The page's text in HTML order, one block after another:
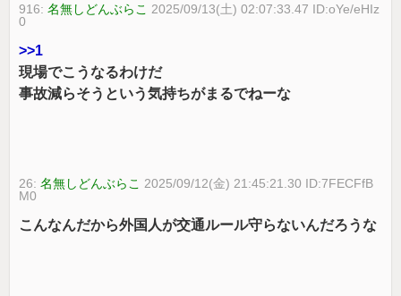
916:名無しどんぶらこ 2025/09/13(土) 02:07:33.47 ID:oYe/eHIz
0
>>1
現場でこうなるわけだ
事故減らそうという気持ちがまるでねーな
26:名無しどんぶらこ 2025/09/12(金) 21:45:21.30 ID:7FECFfB
M0
こんなんだから外国人が交通ルール守らないんだろうな